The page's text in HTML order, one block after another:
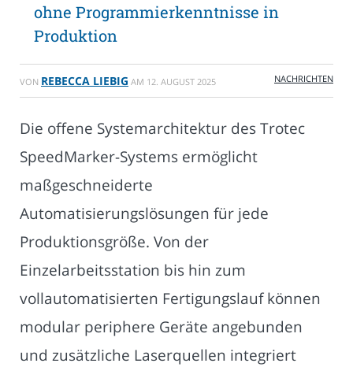
ohne Programmierkenntnisse in
Produktion
VON REBECCA LIEBIG AM 12. AUGUST 2025 NACHRICHTEN
Die offene Systemarchitektur des Trotec
SpeedMarker-Systems ermöglicht
maßgeschneiderte
Automatisierungslösungen für jede
Produktionsgröße. Von der
Einzelarbeitsstation bis hin zum
vollautomatisierten Fertigungslauf können
modular periphere Geräte angebunden
und zusätzliche Laserquellen integriert